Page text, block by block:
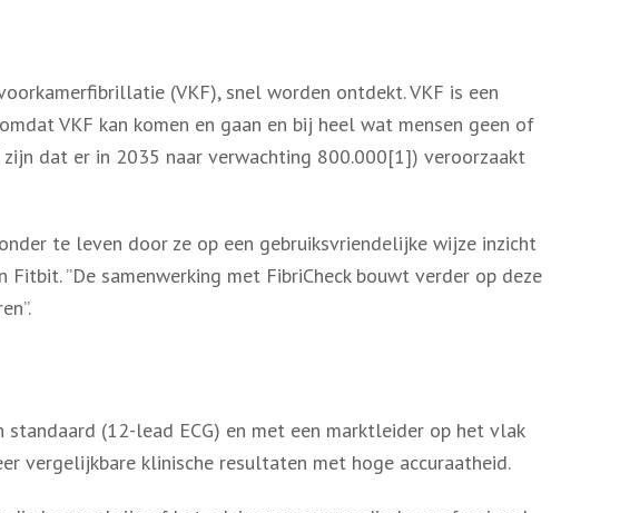
(VKF), snel worden ontdekt. VKF is een
VKF kan komen en gaan en bij heel wat mensen geen of
dat er in 2035 naar verwachting 800.000[1]) veroorzaakt
te leven door ze op een gebruiksvriendelijke wijze inzicht
”De samenwerking met FibriCheck bouwt verder op deze
(12-lead ECG) en met een marktleider op het vlak
vergelijkbare klinische resultaten met hoge accuraatheid.